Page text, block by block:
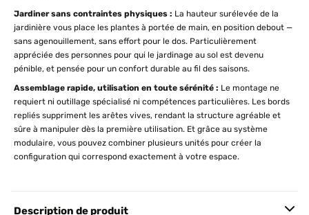
Jardiner sans contraintes physiques : La hauteur surélevée de la
jardinière vous place les plantes à portée de main, en position debout —
sans agenouillement, sans effort pour le dos. Particulièrement
appréciée des personnes pour qui le jardinage au sol est devenu
pénible, et pensée pour un confort durable au fil des saisons.
Assemblage rapide, utilisation en toute sérénité : Le montage ne
requiert ni outillage spécialisé ni compétences particulières. Les bords
repliés suppriment les arêtes vives, rendant la structure agréable et
sûre à manipuler dès la première utilisation. Et grâce au système
modulaire, vous pouvez combiner plusieurs unités pour créer la
configuration qui correspond exactement à votre espace.
Description de produit